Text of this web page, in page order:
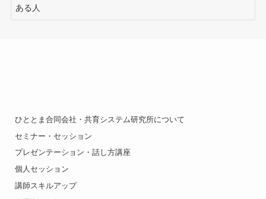
ある人
ひととま合同会社・共育システム研究所について
セミナー・セッション
プレゼンテーション・話し方講座
個人セッション
講師スキルアップ